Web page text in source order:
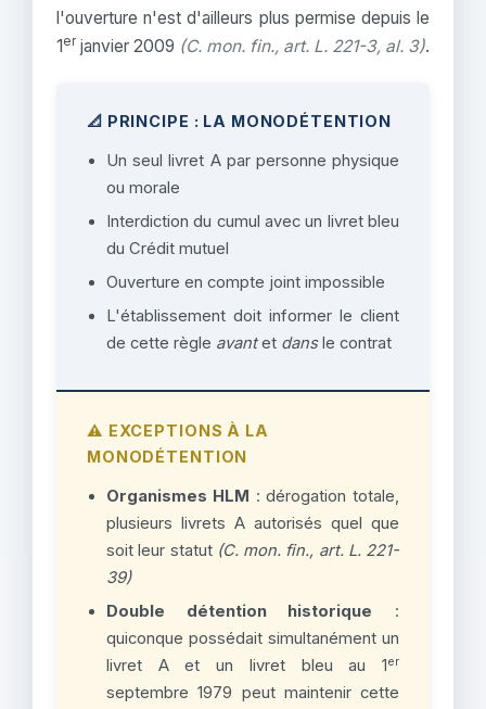
l'ouverture n'est d'ailleurs plus permise depuis le
1 er janvier 2009 (C. mon. fin., art. L. 221-3, al. 3).
📐 PRINCIPE : LA MONODÉTENTION
Un seul livret A par personne physique
ou morale
Interdiction du cumul avec un livret bleu
du Crédit mutuel
Ouverture en compte joint impossible
L'établissement doit informer le client
de cette règle avantet dansle contrat
⚠️ EXCEPTIONS À LA
MONODÉTENTION
Organismes HLM : dérogation totale,
plusieurs livrets A autorisés quel que
soit leur statut (C. mon. fin., art. L. 221-
39)
Double détention historique :
quiconque possédait simultanément un
livret A et un livret bleu au 1er
septembre 1979 peut maintenir cette